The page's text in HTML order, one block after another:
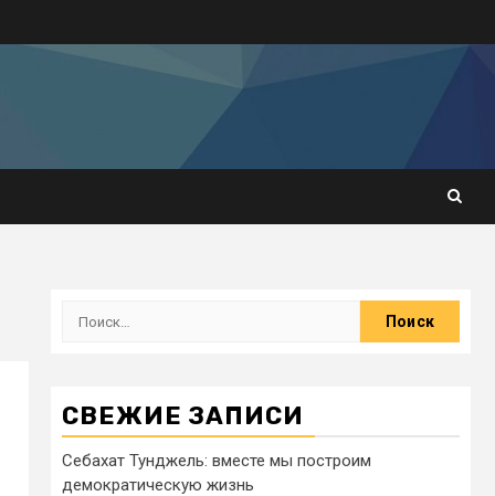
СВЕЖИЕ ЗАПИСИ
Себахат Тунджель: вместе мы построим
демократическую жизнь